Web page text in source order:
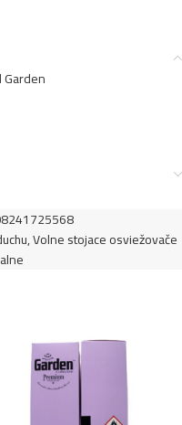
,Volne stojace osviežovače